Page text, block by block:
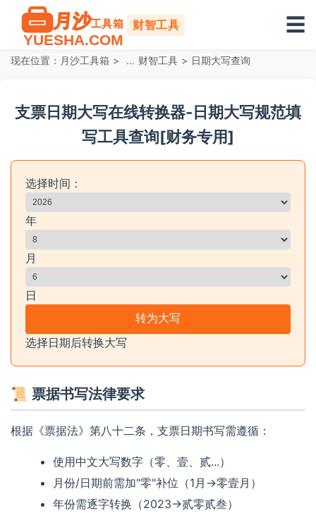
财智工具 ☰
现在位置： 月沙工具箱 > 财智工具 > 日期大写查询
支票日期大写在线转换器-日期大写规范填
写工具查询[财务专用]
选择时间：
年
月
日
选择日期后转换大写
📜 票据书写法律要求
根据《票据法》第八十二条，支票日期书写需遵循：
使用中文大写数字（零、壹、贰...）
月份/日期前需加"零"补位（1月→零壹月）
年份需逐字转换（2023→贰零贰叁）